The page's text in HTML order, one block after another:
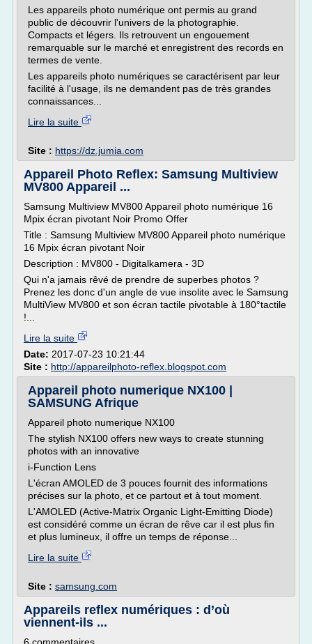
Les appareils photo numérique ont permis au grand
public de découvrir l'univers de la photographie.
Compacts et légers. Ils retrouvent un engouement
remarquable sur le marché et enregistrent des records en
termes de vente.
Les appareils photo numériques se caractérisent par leur
facilité à l'usage, ils ne demandent pas de très grandes
connaissances...
Lire la suite
Site : https://dz.jumia.com
Appareil Photo Reflex: Samsung Multiview
MV800 Appareil ...
Samsung Multiview MV800 Appareil photo numérique 16
Mpix écran pivotant Noir Promo Offer
Title : Samsung Multiview MV800 Appareil photo numérique
16 Mpix écran pivotant Noir
Description : MV800 - Digitalkamera - 3D
Qui n'a jamais rêvé de prendre de superbes photos ?
Prenez les donc d'un angle de vue insolite avec le Samsung
MultiView MV800 et son écran tactile pivotable à 180°tactile
!...
Lire la suite
Date: 2017-07-23 10:21:44
Site : http://appareilphoto-reflex.blogspot.com
Appareil photo numerique NX100 |
SAMSUNG Afrique
Appareil photo numerique NX100
The stylish NX100 offers new ways to create stunning
photos with an innovative
i-Function Lens
L'écran AMOLED de 3 pouces fournit des informations
précises sur la photo, et ce partout et à tout moment.
L'AMOLED (Active-Matrix Organic Light-Emitting Diode)
est considéré comme un écran de rêve car il est plus fin
et plus lumineux, il offre un temps de réponse...
Lire la suite
Site : samsung.com
Appareils reflex numériques : d’où
viennent-ils ...